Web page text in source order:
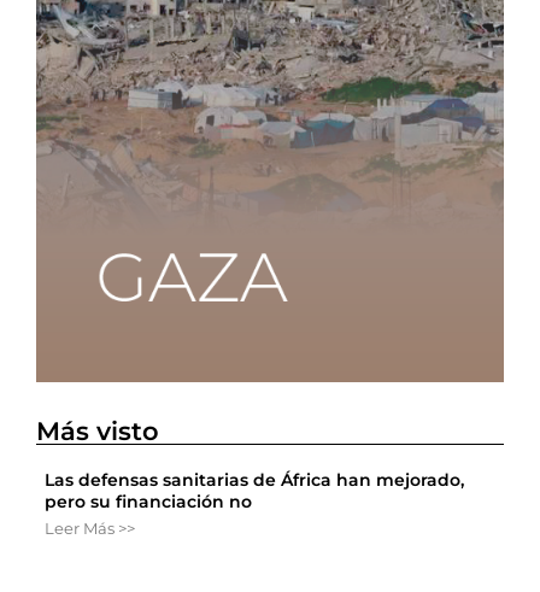
Más visto
Las defensas sanitarias de África han mejorado,
pero su financiación no
Leer Más >>